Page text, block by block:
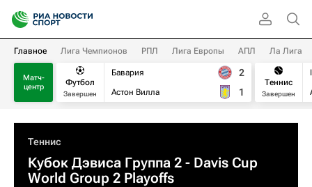
Главное Лига Чемпионов РПЛ Лига Европы АПЛ Ла Лига
Матч-
центр
Футбол
Завершен
Бавария
Астон Вилла
2
1
Теннис
Завершен
Теннис
Кубок Дэвиса Группа 2 - Davis Cup
World Group 2 Playoffs